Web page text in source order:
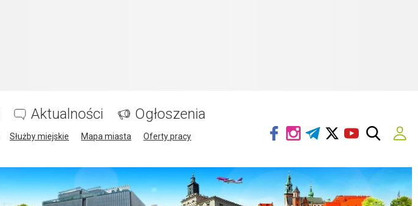
Aktualności Ogłoszenia
Służby miejskie Mapa miasta
Oferty pracy